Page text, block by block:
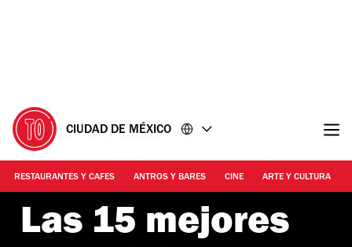
CIUDAD DE MÉXICO
RESTAURANTES Y CAFES ANTROS Y BARES CINE ARTE Y CULTURA
Las 15 mejores